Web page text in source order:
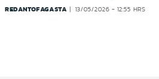
REDANTOFAGASTA 13/05/2026 - 12:55 HRS